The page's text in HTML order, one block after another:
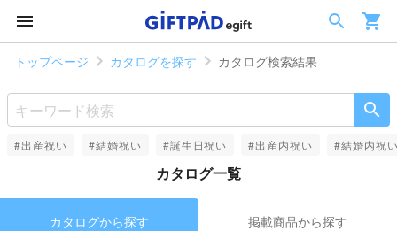
トップページ カタログを探す カタログ検索結果
#出産祝い #結婚祝い #誕生日祝い #出産内祝い #結婚内祝
カタログ一覧
カタログから探す 掲載商品から探す